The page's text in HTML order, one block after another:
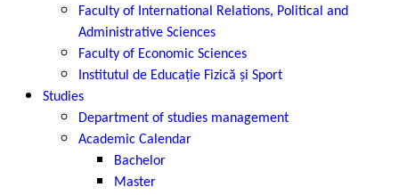
Faculty of International Relations, Political and
Administrative Sciences
Faculty of Economic Sciences
Institutul de Educație Fizică și Sport
Studies
Department of studies management
Academic Calendar
Bachelor
Master